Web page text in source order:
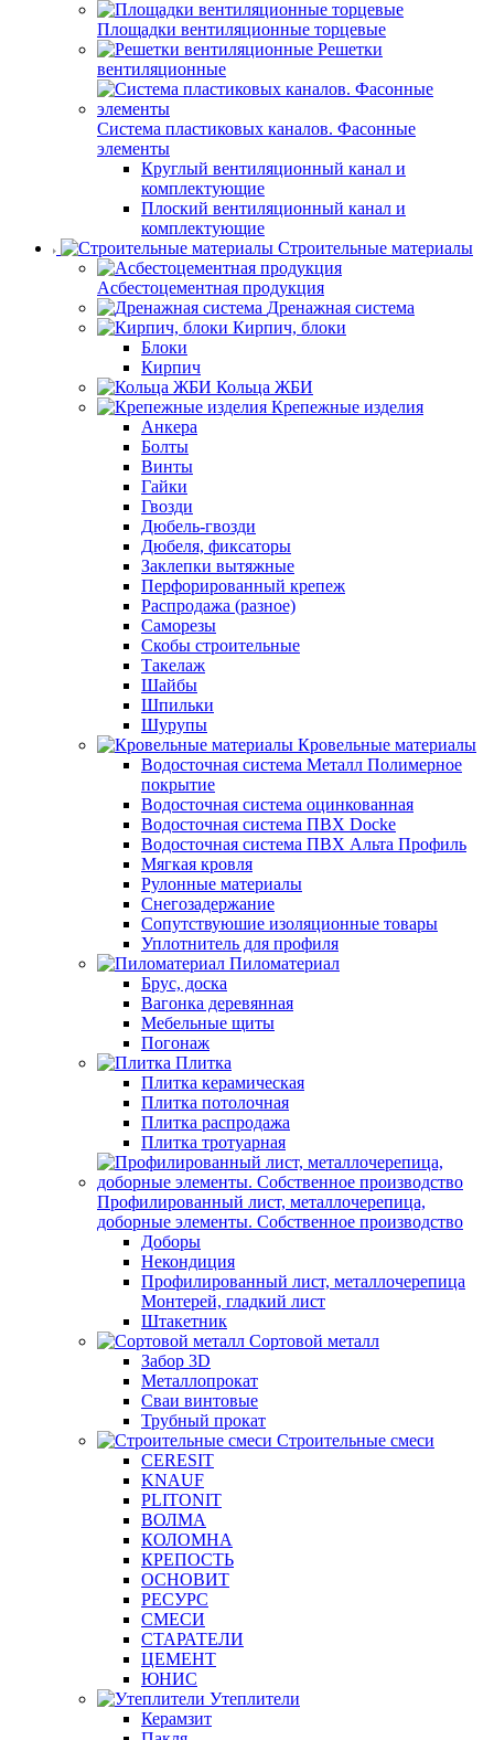
Площадки вентиляционные торцевые
Решетки
вентиляционные
Система пластиковых каналов. Фасонные
элементы
Круглый вентиляционный канал и
комплектующие
Плоский вентиляционный канал и
комплектующие
Строительные материалы
Асбестоцементная продукция
Дренажная система
Кирпич, блоки
Блоки
Кирпич
Кольца ЖБИ
Крепежные изделия
Анкера
Болты
Винты
Гайки
Гвозди
Дюбель-гвозди
Дюбеля, фиксаторы
Заклепки вытяжные
Перфорированный крепеж
Распродажа (разное)
Саморезы
Скобы строительные
Такелаж
Шайбы
Шпильки
Шурупы
Кровельные материалы
Водосточная система Металл Полимерное
покрытие
Водосточная система оцинкованная
Водосточная система ПВХ Docke
Водосточная система ПВХ Альта Профиль
Мягкая кровля
Рулонные материалы
Снегозадержание
Сопутствуюшие изоляционные товары
Уплотнитель для профиля
Пиломатериал
Брус, доска
Вагонка деревянная
Мебельные щиты
Погонаж
Плитка
Плитка керамическая
Плитка потолочная
Плитка распродажа
Плитка тротуарная
Профилированный лист, металлочерепица,
доборные элементы. Собственное производство
Доборы
Некондиция
Профилированный лист, металлочерепица
Монтерей, гладкий лист
Штакетник
Сортовой металл
Забор 3D
Металлопрокат
Сваи винтовые
Трубный прокат
Строительные смеси
CERESIT
KNAUF
PLITONIT
ВОЛМА
КОЛОМНА
КРЕПОСТЬ
ОСНОВИТ
РЕСУРС
СМЕСИ
СТАРАТЕЛИ
ЦЕМЕНТ
ЮНИС
Утеплители
Керамзит